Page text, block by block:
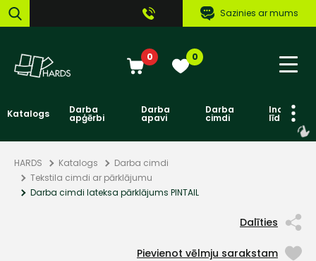
Sazinies ar mums
0 0
Katalogs Darba
apģērbi
Darba
apavi
Darba
cimdi līdzekļi
HARDS Katalogs
Darba cimdi
Tekstila cimdi ar pārklājumu
Darba cimdi lateksa pārklājums PINTAIL
Dalīties
Pievienot vēlmju sarakstam